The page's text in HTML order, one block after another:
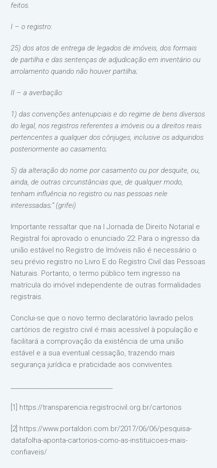
feitos.
I – o registro:
25) dos atos de entrega de legados de imóveis, dos formais
de partilha e das sentenças de adjudicação em inventário ou
arrolamento quando não houver partilha;
II – a averbação:
1) das convenções antenupciais e do regime de bens diversos
do legal, nos registros referentes a imóveis ou a direitos reais
pertencentes a qualquer dos cônjuges, inclusive os adquiridos
posteriormente ao casamento;
5) da alteração do nome por casamento ou por desquite, ou,
ainda, de outras circunstâncias que, de qualquer modo,
tenham influência no registro ou nas pessoas nele
interessadas;” (grifei)
Importante ressaltar que na I Jornada de Direito Notarial e
Registral foi aprovado o enunciado 22: Para o ingresso da
união estável no Registro de Imóveis não é necessário o
seu prévio registro no Livro E do Registro Civil das Pessoas
Naturais. Portanto, o termo público tem ingresso na
matrícula do imóvel independente de outras formalidades
registrais.
Conclui-se que o novo termo declaratório lavrado pelos
cartórios de registro civil é mais acessível à população e
facilitará a comprovação da existência de uma união
estável e a sua eventual cessação, trazendo mais
segurança jurídica e praticidade aos conviventes.
[1] https://transparencia.registrocivil.org.br/cartorios
[2] https://www.portaldori.com.br/2017/06/06/pesquisa-
datafolha-aponta-cartorios-como-as-instituicoes-mais-
confiaveis/